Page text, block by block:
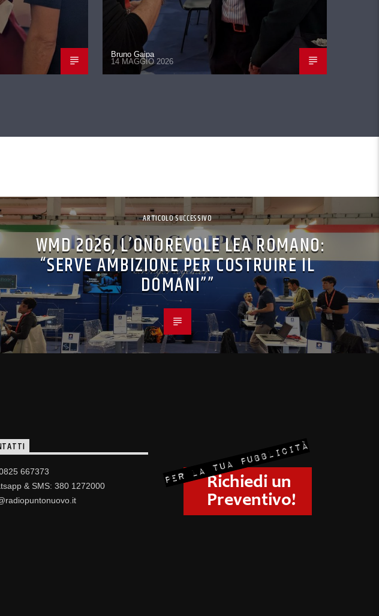
Bruno Gaipa
14 MAGGIO 2026
ARTICOLO SUCCESSIVO
WMD 2026, L’ONOREVOLE LEA ROMANO:
“SERVE AMBIZIONE PER COSTRUIRE IL
DOMANI””
667373
& SMS: 380 1272000